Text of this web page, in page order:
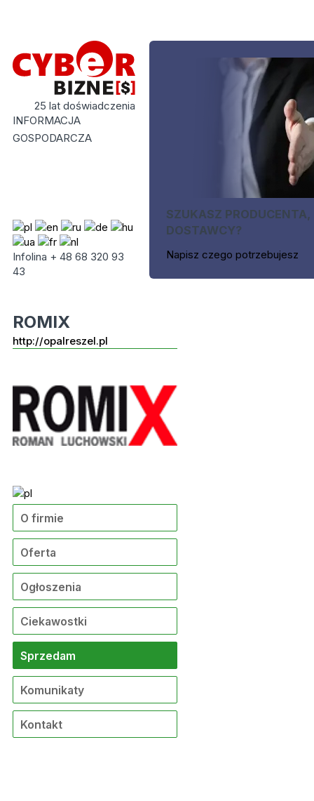
25 lat doświadczenia
INFORMACJA
GOSPODARCZA
Infolina + 48 68 320 93
43
SZUKASZ PRODUCENTA,
DOSTAWCY?
Napisz czego potrzebujesz
ROMIX
http://opalreszel.pl
O firmie
Oferta
Ogłoszenia
Ciekawostki
Sprzedam
Komunikaty
Kontakt